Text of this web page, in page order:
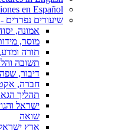
en Español
שיעורים נפרדים
אמונה,
מוסר,
תורה
תשובה
דיבור,
חברה,
תהליך
ישראל
שואה
ארץ